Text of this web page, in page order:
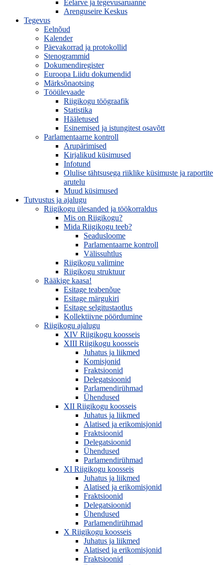
Eelarve ja tegevusaruanne
Arenguseire Keskus
Tegevus
Eelnõud
Kalender
Päevakorrad ja protokollid
Stenogrammid
Dokumendiregister
Euroopa Liidu dokumendid
Märksõnaotsing
Tööülevaade
Riigikogu töögraafik
Statistika
Hääletused
Esinemised ja istungitest osavõtt
Parlamentaarne kontroll
Arupärimised
Kirjalikud küsimused
Infotund
Olulise tähtsusega riiklike küsimuste ja raportite
arutelu
Muud küsimused
Tutvustus ja ajalugu
Riigikogu ülesanded ja töökorraldus
Mis on Riigikogu?
Mida Riigikogu teeb?
Seadusloome
Parlamentaarne kontroll
Välissuhtlus
Riigikogu valimine
Riigikogu struktuur
Rääkige kaasa!
Esitage teabenõue
Esitage märgukiri
Esitage selgitustaotlus
Kollektiivne pöördumine
Riigikogu ajalugu
XIV Riigikogu koosseis
XIII Riigikogu koosseis
Juhatus ja liikmed
Komisjonid
Fraktsioonid
Delegatsioonid
Parlamendirühmad
Ühendused
XII Riigikogu koosseis
Juhatus ja liikmed
Alatised ja erikomisjonid
Fraktsioonid
Delegatsioonid
Ühendused
Parlamendirühmad
XI Riigikogu koosseis
Juhatus ja liikmed
Alatised ja erikomisjonid
Fraktsioonid
Delegatsioonid
Ühendused
Parlamendirühmad
X Riigikogu koosseis
Juhatus ja liikmed
Alatised ja erikomisjonid
Fraktsioonid